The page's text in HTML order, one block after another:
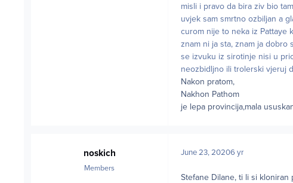
misli i pravo da bira ziv bio
uvjek sam smrtno ozbiljan a
curom nije to neka iz Pattaye
znam ni ja sta, znam ja
se izvuku iz sirotinje nisi u
neozbidljno ili trolerski vjeruj
Nakon pratom,
Nakhon Pathom
je lepa provincija,mala
noskich
Members
June 23, 20206 yr
Stefane Dilane, ti li si kloniran